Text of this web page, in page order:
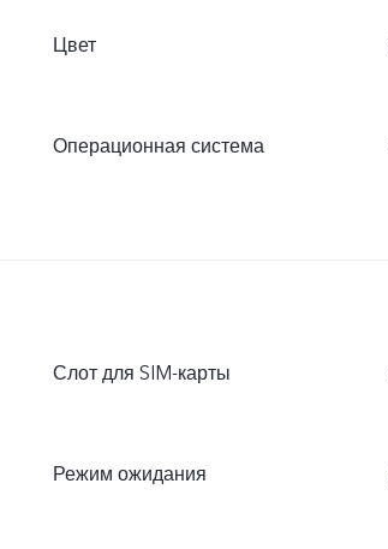
Цвет
Операционная система
Слот для SIM-карты
Режим ожидания